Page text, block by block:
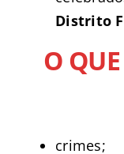
Distrito
O
crimes;